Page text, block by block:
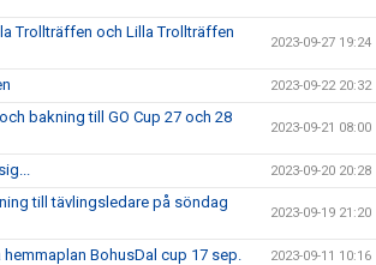
Trollträffen och Lilla Trollträffen
2023-09-27 19:24
2023-09-22 20:32
bakning till GO Cup 27 och 28
2023-09-21 08:00
2023-09-20 20:28
till tävlingsledare på söndag
2023-09-19 21:20
hemmaplan BohusDal cup 17 sep. 2023-09-11 10:16